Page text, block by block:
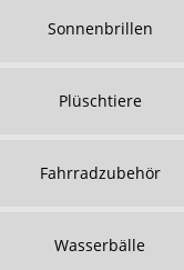
Sonnenbrillen
Plüschtiere
Fahrradzubehör
Wasserbälle